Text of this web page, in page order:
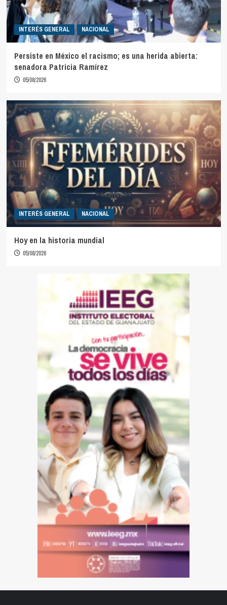
INTERÉS GENERAL NACIONAL
Persiste en México el racismo; es una herida abierta:
senadora Patricia Ramírez
05/08/2026
INTERÉS GENERAL NACIONAL
Hoy en la historia mundial
05/08/2026